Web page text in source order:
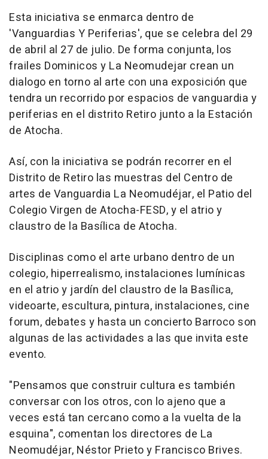
Esta iniciativa se enmarca dentro de
'Vanguardias Y Periferias', que se celebra del 29
de abril al 27 de julio. De forma conjunta, los
frailes Dominicos y La Neomudejar crean un
dialogo en torno al arte con una exposición que
tendra un recorrido por espacios de vanguardia y
periferias en el distrito Retiro junto a la Estación
de Atocha.
Así, con la iniciativa se podrán recorrer en el
Distrito de Retiro las muestras del Centro de
artes de Vanguardia La Neomudéjar, el Patio del
Colegio Virgen de Atocha-FESD, y el atrio y
claustro de la Basílica de Atocha.
Disciplinas como el arte urbano dentro de un
colegio, hiperrealismo, instalaciones lumínicas
en el atrio y jardín del claustro de la Basílica,
videoarte, escultura, pintura, instalaciones, cine
forum, debates y hasta un concierto Barroco son
algunas de las actividades a las que invita este
evento.
"Pensamos que construir cultura es también
conversar con los otros, con lo ajeno que a
veces está tan cercano como a la vuelta de la
esquina", comentan los directores de La
Neomudéjar, Néstor Prieto y Francisco Brives.